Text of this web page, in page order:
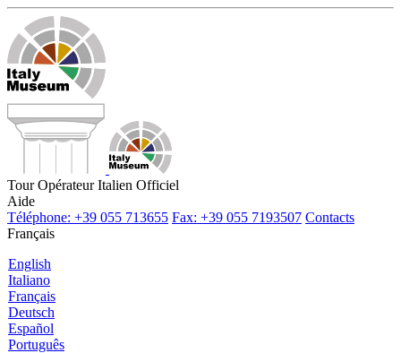
Tour Opérateur Italien Officiel
Aide
Téléphone: +39 055 713655 Fax: +39 055 7193507 Contacts
Français
English
Italiano
Français
Deutsch
Español
Português